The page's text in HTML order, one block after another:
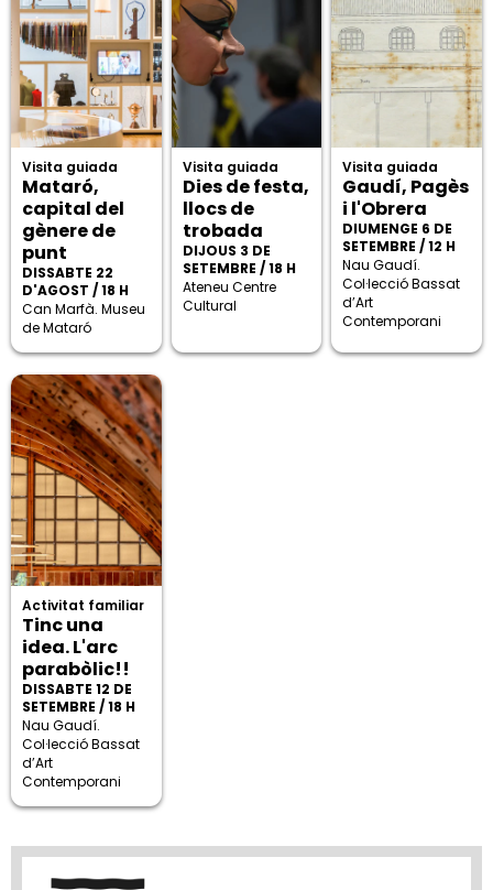
Visita guiada
Mataró,
capital del
gènere de
punt
DISSABTE 22
D'AGOST / 18 H
Can Marfà. Museu
de Mataró
Visita guiada
Dies de festa,
llocs de
trobada
DIJOUS 3 DE
SETEMBRE / 18 H
Ateneu Centre
Cultural
Visita guiada
Gaudí, Pagès
i l'Obrera
DIUMENGE 6 DE
SETEMBRE / 12 H
Nau Gaudí.
Col·lecció Bassat
d’Art
Contemporani
Activitat familiar
Tinc una
idea. L'arc
parabòlic!!
DISSABTE 12 DE
SETEMBRE / 18 H
Nau Gaudí.
Col·lecció Bassat
d’Art
Contemporani